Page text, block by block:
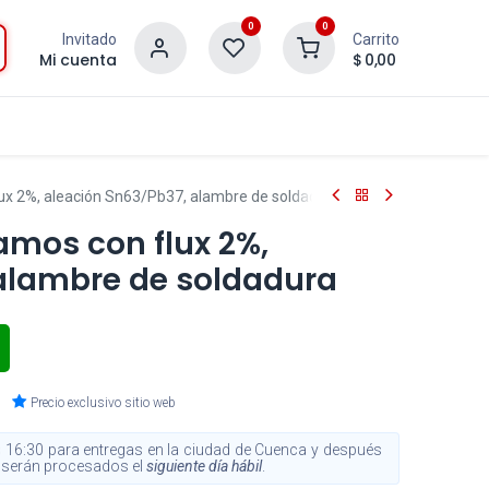
Invitado
Mi cuenta
0 0
Carrito
$ 0,00
2%, aleación Sn63/Pb37, alambre de soldadura
con flux 2%,
de soldadura
Precio exclusivo sitio web
16:30 para entregas en la ciudad de Cuenca y después
serán procesados elsiguiente día hábil.